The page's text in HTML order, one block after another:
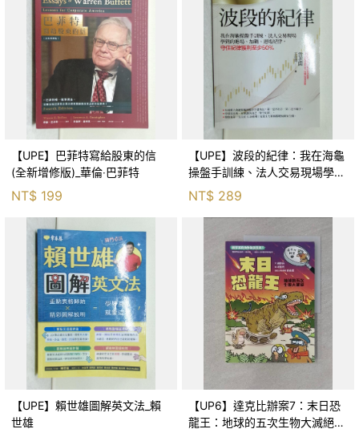
【UPE】巴菲特寫給股東的信
(全新增修版)_華倫‧巴菲特
NT$ 199
【UPE】波段的紀律：我在海龜
操盤手訓練、法人交易現場學到
的進場、加碼、退場紀律，守住
紀律獲利至少50％_雷老闆
NT$ 289
【UPE】賴世雄圖解英文法_賴
世雄
【UP6】達克比辦案7：末日恐
龍王：地球的五次生物大滅絕_